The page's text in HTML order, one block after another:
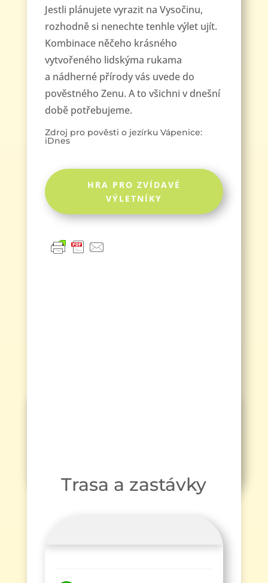
Jestli plánujete vyrazit na Vysočinu,
rozhodně si nenechte tenhle výlet ujít.
Kombinace něčeho krásného
vytvořeného lidskýma rukama
a nádherné přírody vás uvede do
pověstného Zenu. A to všichni v dnešní
době potřebujeme.
Zdroj pro pověsti o jezírku Vápenice:
iDnes
HRA PRO ZVÍDAVÉ
VÝLETNÍKY
Trasa a zastávky